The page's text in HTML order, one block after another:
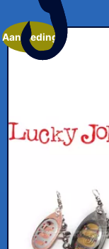
Aanbieding!